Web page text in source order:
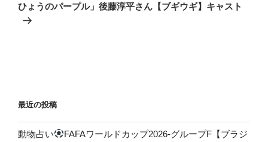
ひょうのパープル」後藤淳平さん【ブギウギ】キャスト
最近の投稿
動物占い
FAFAワールドカップ2026-グループF【ブラジ